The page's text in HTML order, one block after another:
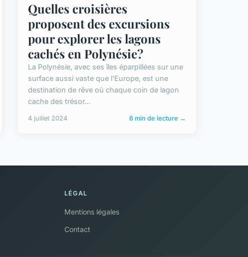
Quelles croisières
proposent des excursions
pour explorer les lagons
cachés en Polynésie?
La Polynésie, avec ses îles éparpillées sur une
surface aussi vaste que l'Europe, est une
destination de rêve où chaque coin de lagon
cache des trésor...
4 juillet 2024 6 min de lecture →
LÉGAL
Mentions légales
Contact